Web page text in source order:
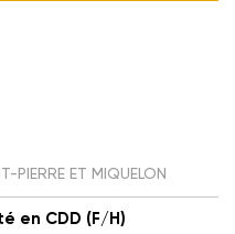
PIERRE ET MIQUELON
en CDD (F/H)